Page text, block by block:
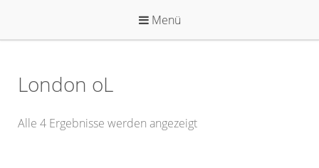
springen
Menü
London oL
Alle 4 Ergebnisse werden angezeigt